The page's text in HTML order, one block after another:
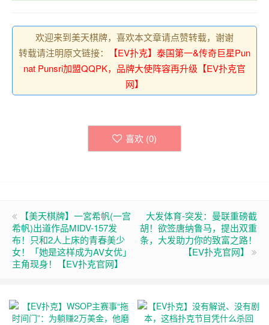
欢迎来到美天棋牌，喜欢本文章请点赞转载，谢谢
转载请注明原文链接：
【EV扑克】泰国第一&传奇巨星Pun
nat Punsri加盟QQPK，品牌大使阵容再升级【EV扑克官
网】
喜欢 (0)
【美天棋牌】一宮希帆(一宫
希帆)出道作品MIDV-157发
布！只和2人上床的青春美少
女！「她是这样成为AV女优」
主角现身！【EV扑克官网】
大发体育-突发：曼联重磅截
胡！欲签唐纳鲁马，提出双重
条，大发助力你的致富之路！
【EV扑克官网】